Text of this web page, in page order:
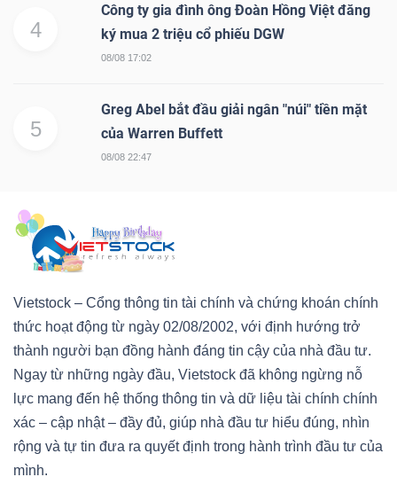
4
Công ty gia đình ông Đoàn Hồng Việt đăng
ký mua 2 triệu cổ phiếu DGW
08/08 17:02
5
Greg Abel bắt đầu giải ngân "núi" tiền mặt
của Warren Buffett
08/08 22:47
Vietstock – Cổng thông tin tài chính và chứng khoán chính
thức hoạt động từ ngày 02/08/2002, với định hướng trở
thành người bạn đồng hành đáng tin cậy của nhà đầu tư.
Ngay từ những ngày đầu, Vietstock đã không ngừng nỗ
lực mang đến hệ thống thông tin và dữ liệu tài chính chính
xác – cập nhật – đầy đủ, giúp nhà đầu tư hiểu đúng, nhìn
rộng và tự tin đưa ra quyết định trong hành trình đầu tư của
mình.